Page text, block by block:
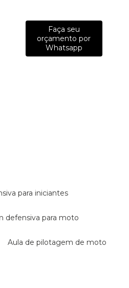
Faça seu
orçamento por
Whatsapp
para iniciantes
defensiva para moto
aula de pilotagem de moto